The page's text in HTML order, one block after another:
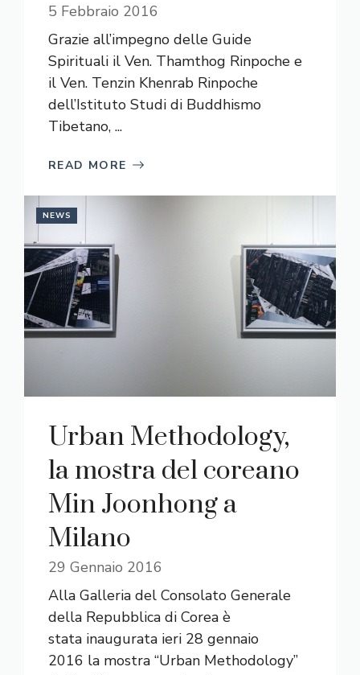
5 Febbraio 2016
Grazie all’impegno delle Guide
Spirituali il Ven. Thamthog Rinpoche e
il Ven. Tenzin Khenrab Rinpoche
dell’Istituto Studi di Buddhismo
Tibetano, ...
READ MORE
NEWS
Urban Methodology,
la mostra del coreano
Min Joonhong a
Milano
29 Gennaio 2016
Alla Galleria del Consolato Generale
della Repubblica di Corea è
stata inaugurata ieri 28 gennaio
2016 la mostra “Urban Methodology”